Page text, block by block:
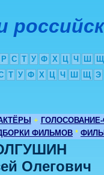
Р С Т У Ф Х Ц Ч Ш Щ
Т У Ф Х Ц Ч Ш Щ Э
+
ФИЛЬМОВ *
Олегович